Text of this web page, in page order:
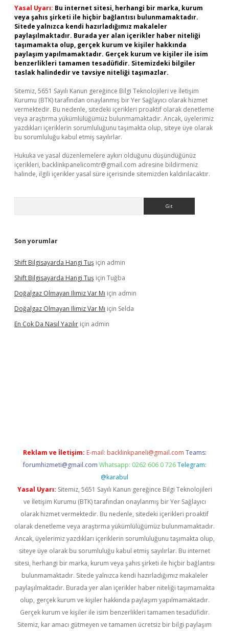
Yasal Uyarı: Bu internet sitesi, herhangi bir marka, kurum
veya şahıs şirketi ile hiçbir bağlantısı bulunmamaktadır.
Sitede yalnızca kendi hazırladığımız makaleler
paylaşılmaktadır. Burada yer alan içerikler haber niteliği
taşımamakta olup, gerçek kurum ve kişiler hakkında
paylaşım yapılmamaktadır. Gerçek kurum ve kişiler ile isim
benzerlikleri tamamen tesadüfidir. Sitemizdeki bilgiler
taslak halindedir ve tavsiye niteliği taşımazlar.
Sitemiz, 5651 Sayılı Kanun gereğince Bilgi Teknolojileri ve İletişim
Kurumu (BTK) tarafından onaylanmış bir Yer Sağlayıcı olarak hizmet
vermektedir. Bu nedenle, sitedeki içerikleri proaktif olarak denetleme
veya araştırma yükümlülüğümüz bulunmamaktadır. Ancak, üyelerimiz
yazdıkları içeriklerin sorumluluğunu taşımakta olup, siteye üye olarak
bu sorumluluğu kabul etmiş sayılırlar.
Hukuka ve yasal düzenlemelere aykırı olduğunu düşündüğünüz
içerikleri, backlinkpanelicomtr@gmail.com adresine bildirmeniz
halinde, ilgili içerikler yasal süre içerisinde sitemizden kaldırılacaktır.
Son yorumlar
Shift Bilgisayarda Hangi Tuş için admin
Shift Bilgisayarda Hangi Tuş için Tuğba
Doğalgaz Olmayan Ilimiz Var Mı için admin
Doğalgaz Olmayan Ilimiz Var Mı için Selda
En Çok Da Nasıl Yazılır için admin
Reklam ve İletişim: E-mail: backlinkpaneli@gmail.com Teams:
forumhizmeti@gmail.com Whatsapp: 0262 606 0 726 Telegram:
@karabul
Yasal Uyarı: Sitemiz, 5651 Sayılı Kanun gereğince Bilgi Teknolojileri
ve İletişim Kurumu (BTK) tarafından onaylanmış bir Yer Sağlayıcı
olarak hizmet vermektedir. Bu nedenle, sitedeki içerikleri proaktif
olarak denetleme veya araştırma yükümlülüğümüz bulunmamaktadır.
Ancak, üyelerimiz yazdıkları içeriklerin sorumluluğunu taşımakta olup,
siteye üye olarak bu sorumluluğu kabul etmiş sayılırlar. Bu internet
sitesi, herhangi bir marka, kurum veya şahıs şirketi ile hiçbir bağlantısı
bulunmamaktadır. Sitede yalnızca kendi hazırladığımız makaleler
paylaşılmaktadır. Burada yer alan içerikler haber niteliği taşımamakta
olup, gerçek kurum ve kişiler hakkında paylaşım yapılmamaktadır.
Gerçek kurum ve kişiler ile isim benzerlikleri tamamen tesadüfidir.
Sitemiz, kar amacı gütmeyen ve tamamen ücretsiz bir bilgi paylaşım